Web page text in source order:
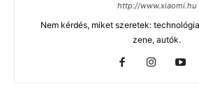
http://www.xiaomi.hu
Nem kérdés, miket szeretek:
zene, autók.